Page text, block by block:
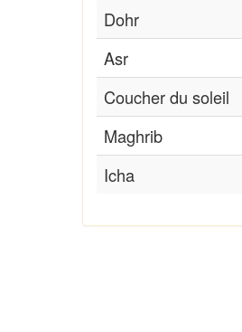
Dohr
Asr
Coucher du soleil
Maghrib
Icha